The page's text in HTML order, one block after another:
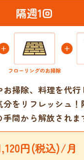
隔週1回
掃除、料理を代行
分をリフレッシュ！
手間から解放され
円(税込)/月